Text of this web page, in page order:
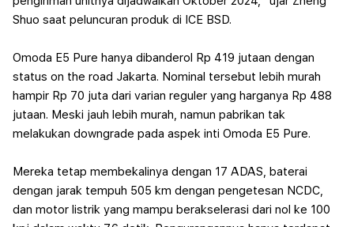
Shuo saat peluncuran produk di ICE BSD.
Omoda E5 Pure hanya dibanderol Rp 419 jutaan dengan
status on the road Jakarta. Nominal tersebut lebih murah
hampir Rp 70 juta dari varian reguler yang harganya Rp 488
jutaan. Meski jauh lebih murah, namun pabrikan tak
melakukan downgrade pada aspek inti Omoda E5 Pure.
Mereka tetap membekalinya dengan 17 ADAS, baterai
dengan jarak tempuh 505 km dengan pengetesan NCDC,
dan motor listrik yang mampu berakselerasi dari nol ke 100